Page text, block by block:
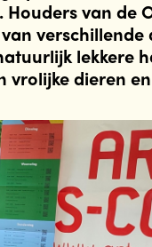
van de
verschillende
lekkere
vrolijke dieren